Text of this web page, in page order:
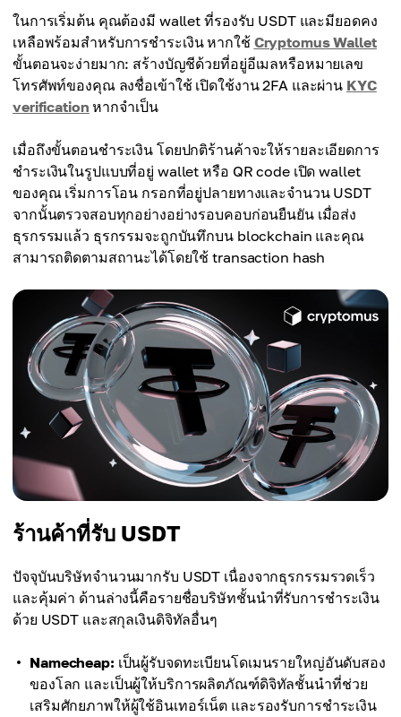
ในการเริ่มต้น คุณต้องมี wallet ที่รองรับ USDT และมียอดคง
เหลือพร้อมสำหรับการชำระเงิน หากใช้ Cryptomus Wallet
ขั้นตอนจะง่ายมาก: สร้างบัญชีด้วยที่อยู่อีเมลหรือหมายเลข
โทรศัพท์ของคุณ ลงชื่อเข้าใช้ เปิดใช้งาน 2FA และผ่าน KYC
verification หากจำเป็น
เมื่อถึงขั้นตอนชำระเงิน โดยปกติร้านค้าจะให้รายละเอียดการ
ชำระเงินในรูปแบบที่อยู่ wallet หรือ QR code เปิด wallet
ของคุณ เริ่มการโอน กรอกที่อยู่ปลายทางและจำนวน USDT
จากนั้นตรวจสอบทุกอย่างอย่างรอบคอบก่อนยืนยัน เมื่อส่ง
ธุรกรรมแล้ว ธุรกรรมจะถูกบันทึกบน blockchain และคุณ
สามารถติดตามสถานะได้โดยใช้ transaction hash
ร้านค้าที่รับ USDT
ปัจจุบันบริษัทจำนวนมากรับ USDT เนื่องจากธุรกรรมรวดเร็ว
และคุ้มค่า ด้านล่างนี้คือรายชื่อบริษัทชั้นนำที่รับการชำระเงิน
ด้วย USDT และสกุลเงินดิจิทัลอื่นๆ
Namecheap: เป็นผู้รับจดทะเบียนโดเมนรายใหญ่อันดับสอง
ของโลก และเป็นผู้ให้บริการผลิตภัณฑ์ดิจิทัลชั้นนำที่ช่วย
เสริมศักยภาพให้ผู้ใช้อินเทอร์เน็ต และรองรับการชำระเงิน